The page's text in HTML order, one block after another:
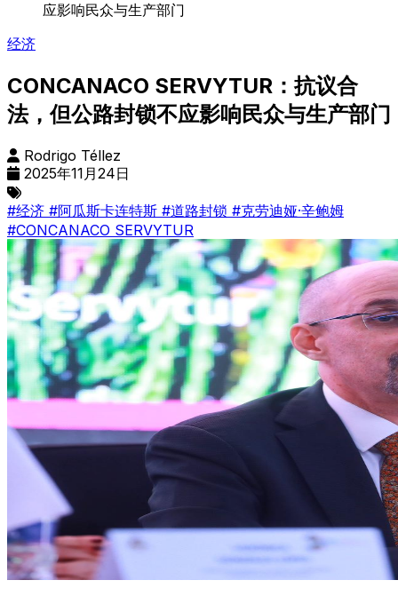
应影响民众与生产部门
经济
CONCANACO SERVYTUR：抗议合
法，但公路封锁不应影响民众与生产部门
Rodrigo Téllez
2025年11月24日
#经济 #阿瓜斯卡连特斯 #道路封锁 #克劳迪娅·辛鲍姆
#CONCANACO SERVYTUR